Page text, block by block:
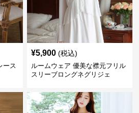
ース
¥5,900 (税込)
ルームウェア 優美な襟元フリル
スリーブロングネグリジェ